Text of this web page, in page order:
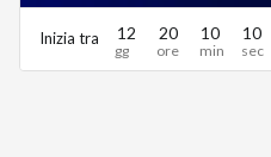
Inizia tra 12 20 10 10